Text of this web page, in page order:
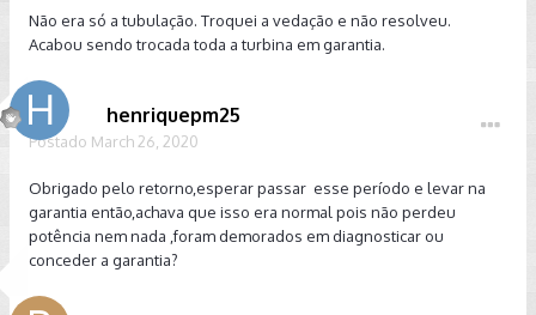
Não era só a tubulação. Troquei a vedação e não resolveu.
Acabou sendo trocada toda a turbina em garantia.
henriquepm25
Postado March 26, 2020
Obrigado pelo retorno,esperar passar esse período e levar na
garantia então,achava que isso era normal pois não perdeu
potência nem nada ,foram demorados em diagnosticar ou
conceder a garantia?